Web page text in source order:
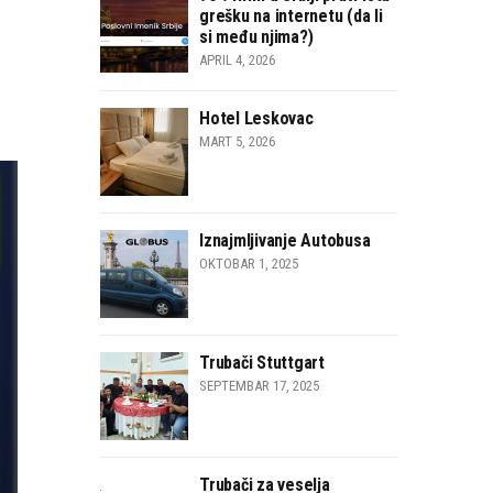
grešku na internetu (da li
si među njima?)
APRIL 4, 2026
Hotel Leskovac
MART 5, 2026
Iznajmljivanje Autobusa
OKTOBAR 1, 2025
Trubači Stuttgart
SEPTEMBAR 17, 2025
Trubači za veselja